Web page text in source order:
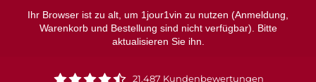
Ihr Browser ist zu alt, um 1jour1vin zu nutzen (Anmeldung,
Warenkorb und Bestellung sind nicht verfügbar). Bitte
aktualisieren Sie ihn.
21.487 Kundenbewertungen